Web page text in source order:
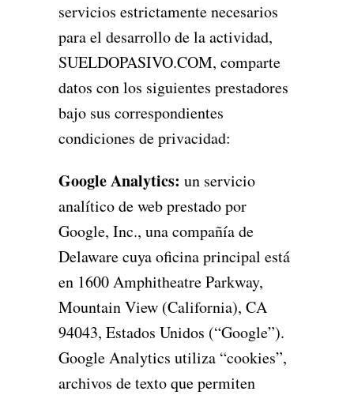
servicios estrictamente necesarios
para el desarrollo de la actividad,
SUELDOPASIVO.COM, comparte
datos con los siguientes prestadores
bajo sus correspondientes
condiciones de privacidad:
Google Analytics: un servicio
analítico de web prestado por
Google, Inc., una compañía de
Delaware cuya oficina principal está
en 1600 Amphitheatre Parkway,
Mountain View (California), CA
94043, Estados Unidos (“Google”).
Google Analytics utiliza “cookies”,
archivos de texto que permiten